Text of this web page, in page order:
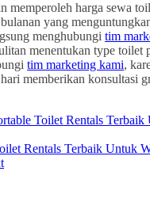
memperoleh harga sewa
yang
menghubungi tim
menentukan type toilet
tim marketing kami,
memberikan konsultasi
Toilet Rentals
Rentals Terbaik Untuk